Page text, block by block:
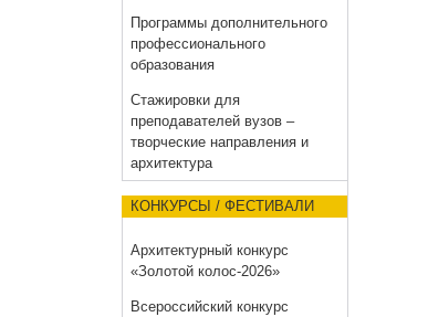
Программы дополнительного
профессионального
образования
Стажировки для
преподавателей вузов –
творческие направления и
архитектура
КОНКУРСЫ / ФЕСТИВАЛИ
Архитектурный конкурс
«Золотой колос-2026»
Всероссийский конкурс